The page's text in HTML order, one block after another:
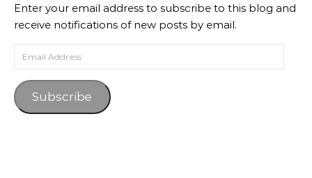
Enter your email address to subscribe to this blog and
receive notifications of new posts by email.
Email Address
Subscribe